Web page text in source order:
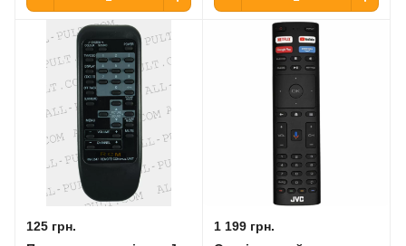
125 грн.
1 199 грн.